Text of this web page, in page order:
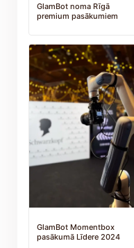
GlamBot noma Rīgā
premium pasākumiem
GlamBot Momentbox
pasākumā Līdere 2024